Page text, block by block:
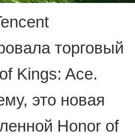
торговый
Kings: Ace.
это новая
Honor of